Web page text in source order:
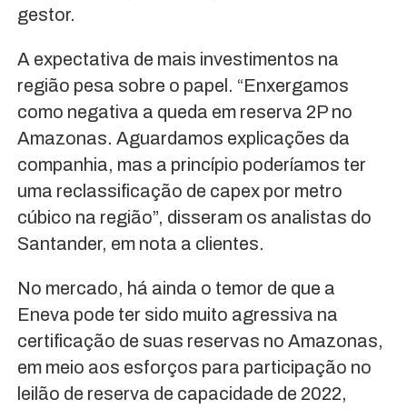
gestor.
A expectativa de mais investimentos na
região pesa sobre o papel. “Enxergamos
como negativa a queda em reserva 2P no
Amazonas. Aguardamos explicações da
companhia, mas a princípio poderíamos ter
uma reclassificação de capex por metro
cúbico na região”, disseram os analistas do
Santander, em nota a clientes.
No mercado, há ainda o temor de que a
Eneva pode ter sido muito agressiva na
certificação de suas reservas no Amazonas,
em meio aos esforços para participação no
leilão de reserva de capacidade de 2022,